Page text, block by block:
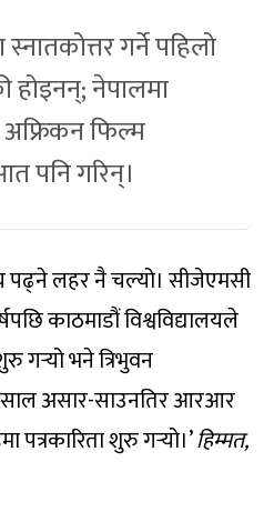
स्नातकोत्तर गर्ने पहिलो
नेपालमा
फिल्म
पनि गरिन्।
पढ्ने लहर नै चल्यो। सीजेएमसी
काठमाडौं विश्वविद्यालयले
गर्‍यो भने त्रिभुवन
साल असार-साउनतिर आरआर
पत्रकारिता शुरु गर्‍यो।’हिम्मत,